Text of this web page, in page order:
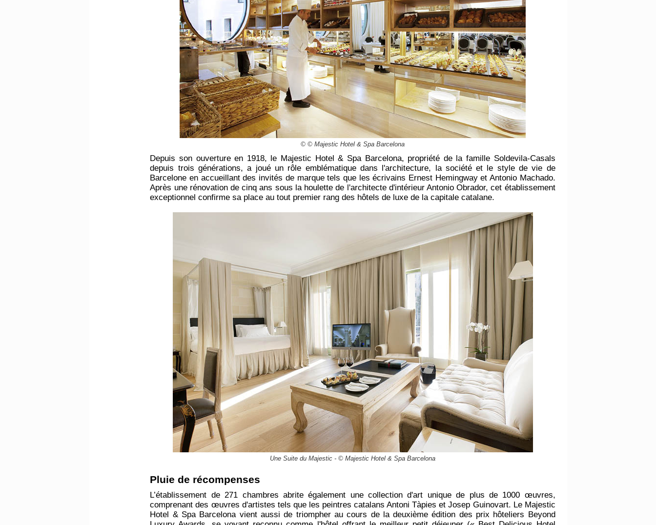
© © Majestic Hotel & Spa Barcelona
Depuis son ouverture en 1918, le Majestic Hotel & Spa Barcelona, propriété de la famille Soldevila-Casals
depuis trois générations, a joué un rôle emblématique dans l'architecture, la société et le style de vie de
Barcelone en accueillant des invités de marque tels que les écrivains Ernest Hemingway et Antonio Machado.
Après une rénovation de cinq ans sous la houlette de l'architecte d'intérieur Antonio Obrador, cet établissement
exceptionnel confirme sa place au tout premier rang des hôtels de luxe de la capitale catalane.
Une Suite du Majestic - © Majestic Hotel & Spa Barcelona
​Pluie de récompenses
L’établissement de 271 chambres abrite également une collection d'art unique de plus de 1000 œuvres,
comprenant des œuvres d'artistes tels que les peintres catalans Antoni Tàpies et Josep Guinovart. Le Majestic
Hotel & Spa Barcelona vient aussi de triompher au cours de la deuxième édition des prix hôteliers Beyond